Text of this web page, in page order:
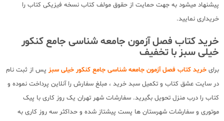
پیشنهاد میشود به جهت حمایت از حقوق مولف کتاب نسخه فیزیکی کتاب را
خریداری نمایید.
خرید کتاب فصل آزمون جامعه شناسی جامع کنکور
خیلی سبز با تخفیف
برای خرید کتاب فصل آزمون جامعه شناسی جامع کنکور خیلی سبز پس از ثبت نام
در سایت عشق کتاب و تکمیل سبد خرید ، مبلغ سفارش را آنلاین پرداخت نموده و
کتاب را درب منزل تحویل بگیرید. سفارشات شهر تهران یک روز کاری با پیک
موتوری و سفارشات شهرستان ها پست پیشتاز شده و حداکثر سه روز کاری به